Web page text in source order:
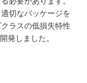
切なパッケージを
ラスの低損失特性
発しました。